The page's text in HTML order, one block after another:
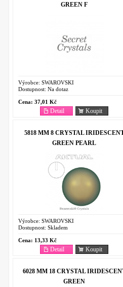
GREEN F
Výrobce: SWAROVSKI
Dostupnost: Na dotaz
Cena: 37,01 Kč
Koupit
Detail
5818 MM 8 CRYSTAL
GREEN PEARL
Výrobce: SWAROVSKI
Dostupnost: Skladem
Cena: 13,33 Kč
Koupit
Detail
6028 MM 18 CRYSTAL
GREEN